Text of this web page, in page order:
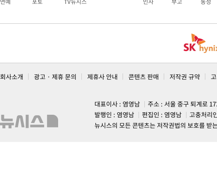
회사소개 광고 · 제휴 문의 제휴사 안내 콘텐츠 판매 저작권 규약
대표이사 : 염영남
주소 : 서울 중구 퇴계로
발행인 : 염영남
편집인 : 염영남
고충처리
뉴시스의 모든 콘텐츠는 저작권법의 보호를